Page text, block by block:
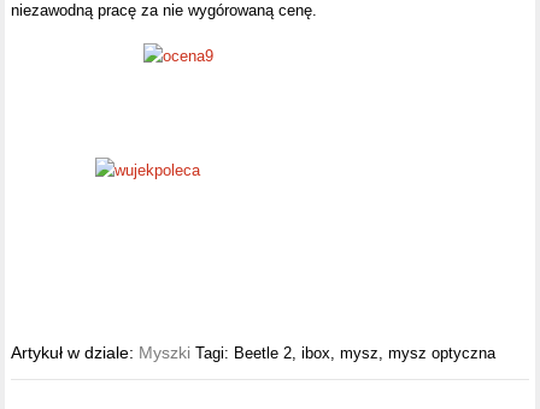
niezawodną pracę za nie wygórowaną cenę.
Artykuł w dziale: Myszki Tagi: Beetle 2,ibox,mysz,mysz optyczna